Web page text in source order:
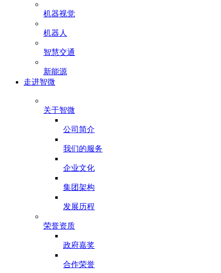
机器视觉
机器人
智慧交通
新能源
走进智微
关于智微
公司简介
我们的服务
企业文化
集团架构
发展历程
荣誉资质
政府嘉奖
合作荣誉